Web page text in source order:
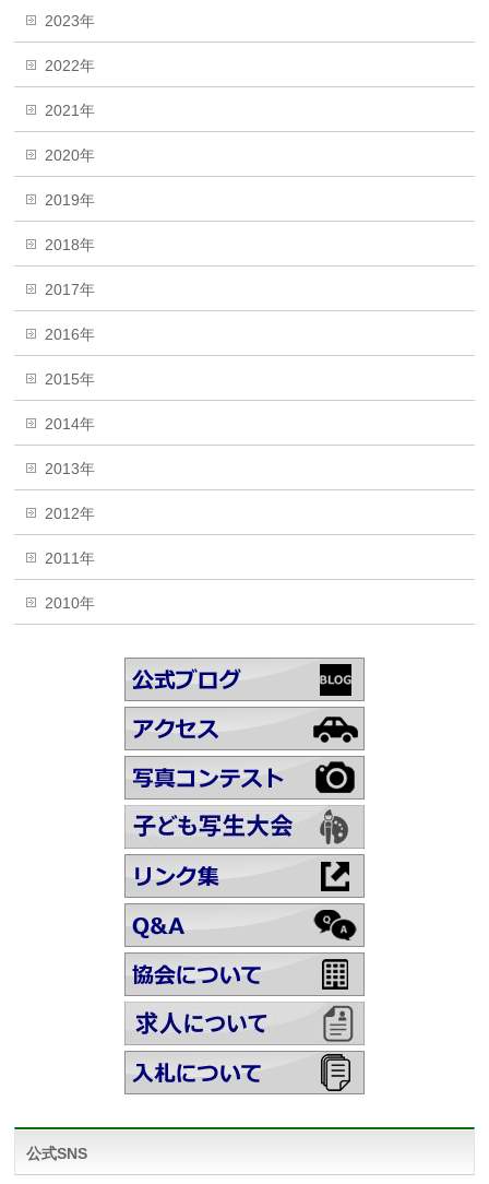
2023年
2022年
2021年
2020年
2019年
2018年
2017年
2016年
2015年
2014年
2013年
2012年
2011年
2010年
公式SNS